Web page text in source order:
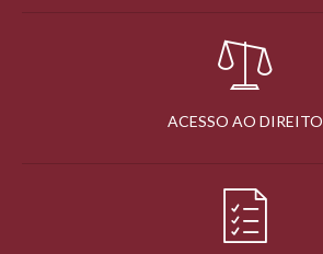
ACESSO AO DIREITO